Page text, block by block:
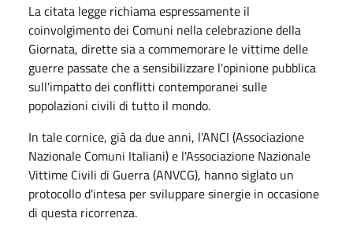
La citata legge richiama espressamente il
coinvolgimento dei Comuni nella celebrazione della
Giornata, dirette sia a commemorare le vittime delle
guerre passate che a sensibilizzare l'opinione pubblica
sull'impatto dei conflitti contemporanei sulle
popolazioni civili di tutto il mondo.
In tale cornice, già da due anni, l'ANCI (Associazione
Nazionale Comuni Italiani) e l'Associazione Nazionale
Vittime Civili di Guerra (ANVCG), hanno siglato un
protocollo d'intesa per sviluppare sinergie in occasione
di questa ricorrenza.